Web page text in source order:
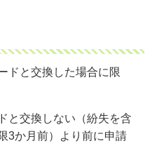
ドと交換した場合に限
と交換しない（紛失を含
3か月前）より前に申請